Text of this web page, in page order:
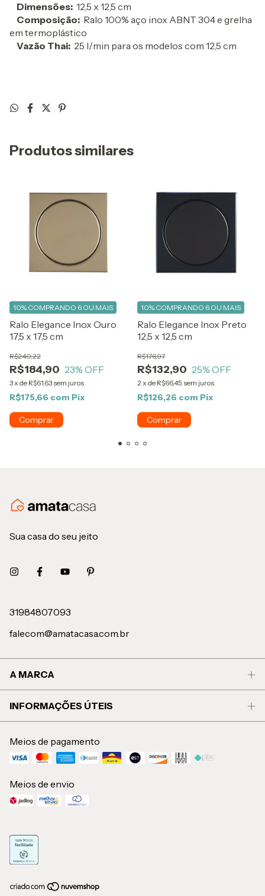
Dimensões: 12,5 x 12,5 cm
Composição: Ralo 100% aço inox ABNT 304 e grelha
em termoplástico
Vazão Thai: 25 l/min para os modelos com 12,5 cm
Produtos similares
Ralo Elegance Inox Ouro
17,5 x 17,5 cm
R$184,90
R$240,22
23% OFF
3x de R$61,63 sem juros
10% COMPRANDO 6 OU MAIS
R$175,66 com Pix
Ralo Elegance Inox Preto
12,5 x 12,5 cm
R$132,90
R$176,97
25% OFF
2 x de R$66,45 sem juros
10% COMPRANDO 6 OU MAIS
R$126,26 com Pix
Sua casa do seu jeito
31984807093
falecom@amatacasa.com.br
A MARCA
INFORMAÇÕES ÚTEIS
Meios de pagamento
Meios de envio